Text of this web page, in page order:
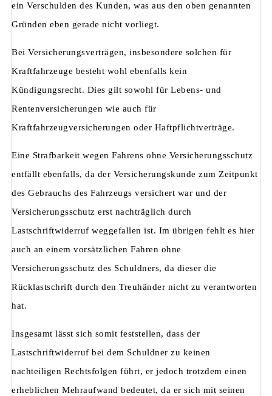
ein Verschulden des Kunden, was aus den oben genannten
Gründen eben gerade nicht vorliegt.
Bei Versicherungsverträgen, insbesondere solchen für
Kraftfahrzeuge besteht wohl ebenfalls kein
Kündigungsrecht. Dies gilt sowohl für Lebens- und
Rentenversicherungen wie auch für
Kraftfahrzeugversicherungen oder Haftpflichtverträge.
Eine Strafbarkeit wegen Fahrens ohne Versicherungsschutz
entfällt ebenfalls, da der Versicherungskunde zum Zeitpunkt
des Gebrauchs des Fahrzeugs versichert war und der
Versicherungsschutz erst nachträglich durch
Lastschriftwiderruf weggefallen ist. Im übrigen fehlt es hier
auch an einem vorsätzlichen Fahren ohne
Versicherungsschutz des Schuldners, da dieser die
Rücklastschrift durch den Treuhänder nicht zu verantworten
hat.
Insgesamt lässt sich somit feststellen, dass der
Lastschriftwiderruf bei dem Schuldner zu keinen
nachteiligen Rechtsfolgen führt, er jedoch trotzdem einen
erheblichen Mehraufwand bedeutet, da er sich mit seinen